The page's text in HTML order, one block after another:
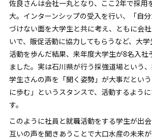
佐良さんは会社一丸となり、ここ2年で採用
大。インターンシップの受入を行い、「自
づけない面を大学生と共に考え、ともに会
いで、販促活動に協力してもらうなど、大
活動を歩んだ結果、来年度大学生が8名入社
ました。実は石川県が行う採強道場という
学生さんの声を「聞く姿勢」が大事だとい
に歩む」というスタンスで、活動するよう
す。
このように社員と就職活動をする学生が出
互いの声を聞きあうことで大口水産の未来